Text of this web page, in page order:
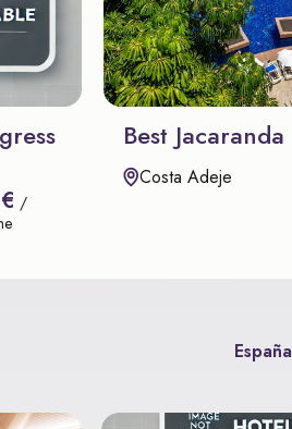
/
Best Jacaranda
Costa Adeje
España